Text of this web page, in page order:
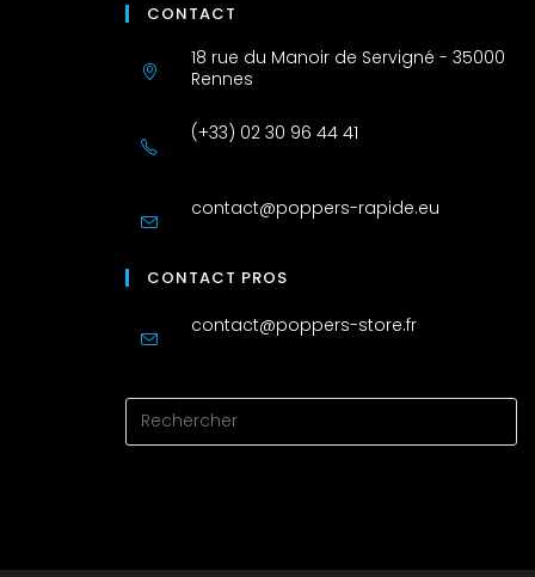
CONTACT
18 rue du Manoir de Servigné - 35000
Rennes
(+33) 02 30 96 44 41
contact@poppers-rapide.eu
CONTACT PROS
contact@poppers-store.fr